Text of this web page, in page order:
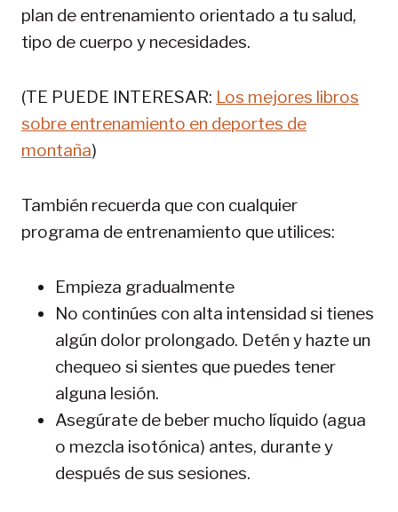
plan de entrenamiento orientado a tu salud,
tipo de cuerpo y necesidades.
(TE PUEDE INTERESAR: Los mejores libros
sobre entrenamiento en deportes de
montaña)
También recuerda que con cualquier
programa de entrenamiento que utilices:
Empieza gradualmente
No continúes con alta intensidad si tienes
algún dolor prolongado. Detén y hazte un
chequeo si sientes que puedes tener
alguna lesión.
Asegúrate de beber mucho líquido (agua
o mezcla isotónica) antes, durante y
después de sus sesiones.